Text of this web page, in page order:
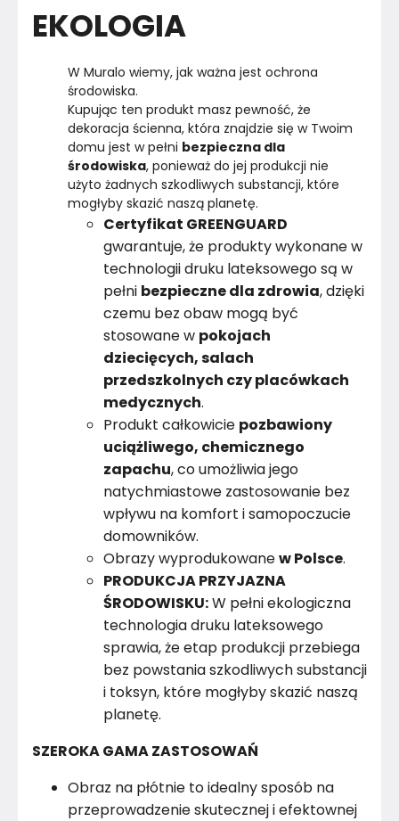
EKOLOGIA
W Muralo wiemy, jak ważna jest ochrona
środowiska.
Kupując ten produkt masz pewność, że
dekoracja ścienna, która znajdzie się w Twoim
domu jest w pełni bezpieczna dla
środowiska, ponieważ do jej produkcji nie
użyto żadnych szkodliwych substancji, które
Certyfikat GREENGUARD
gwarantuje, że produkty wykonane w
technologii druku lateksowego są w
pełni bezpieczne dla zdrowia, dzięki
czemu bez obaw mogą być
stosowane w pokojach
dziecięcych, salach
przedszkolnych czy placówkach
medycznych.
Produkt całkowicie pozbawiony
uciążliwego, chemicznego
zapachu, co umożliwia jego
natychmiastowe zastosowanie bez
wpływu na komfort i samopoczucie
domowników.
Obrazy wyprodukowanew Polsce.
PRODUKCJA PRZYJAZNA
ŚRODOWISKU:W pełni ekologiczna
technologia druku lateksowego
sprawia, że etap produkcji przebiega
bez powstania szkodliwych substancji
i toksyn, które mogłyby skazić naszą
planetę.
SZEROKA GAMA ZASTOSOWAŃ
Obraz na płótnie to idealny sposób na
przeprowadzenie skutecznej i efektownej